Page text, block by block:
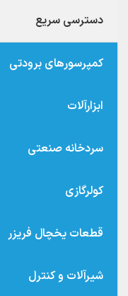
دسترسی سریع
کمپرسورهای برودتی
ابزارآلات
سردخانه صنعتی
کولرگازی
قطعات یخچال فریزر
شیرآلات و کنترل